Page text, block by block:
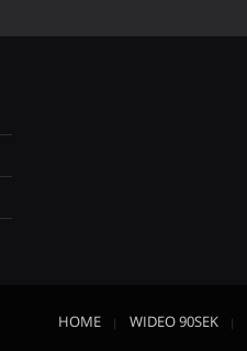
HOME WIDEO 90SEK